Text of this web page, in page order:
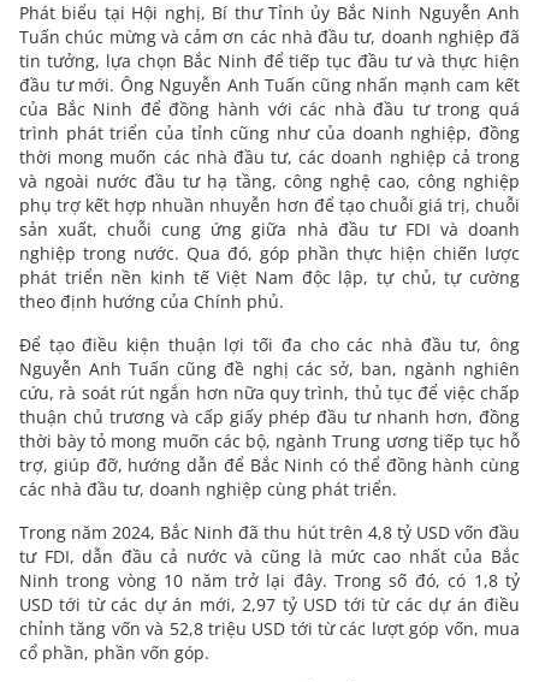
Phát biểu tại Hội nghị, Bí thư Tỉnh ủy Bắc Ninh Nguyễn Anh
Tuấn chúc mừng và cảm ơn các nhà đầu tư, doanh nghiệp đã
tin tưởng, lựa chọn Bắc Ninh để tiếp tục đầu tư và thực hiện
đầu tư mới. Ông Nguyễn Anh Tuấn cũng nhấn mạnh cam kết
của Bắc Ninh để đồng hành với các nhà đầu tư trong quá
trình phát triển của tỉnh cũng như của doanh nghiệp, đồng
thời mong muốn các nhà đầu tư, các doanh nghiệp cả trong
và ngoài nước đầu tư hạ tầng, công nghệ cao, công nghiệp
phụ trợ kết hợp nhuần nhuyễn hơn để tạo chuỗi giá trị, chuỗi
sản xuất, chuỗi cung ứng giữa nhà đầu tư FDI và doanh
nghiệp trong nước. Qua đó, góp phần thực hiện chiến lược
phát triển nền kinh tế Việt Nam độc lập, tự chủ, tự cường
theo định hướng của Chính phủ.
Để tạo điều kiện thuận lợi tối đa cho các nhà đầu tư, ông
Nguyễn Anh Tuấn cũng đề nghị các sở, ban, ngành nghiên
cứu, rà soát rút ngắn hơn nữa quy trình, thủ tục để việc chấp
thuận chủ trương và cấp giấy phép đầu tư nhanh hơn, đồng
thời bày tỏ mong muốn các bộ, ngành Trung ương tiếp tục hỗ
trợ, giúp đỡ, hướng dẫn để Bắc Ninh có thể đồng hành cùng
các nhà đầu tư, doanh nghiệp cùng phát triển.
Trong năm 2024, Bắc Ninh đã thu hút trên 4,8 tỷ USD vốn đầu
tư FDI, dẫn đầu cả nước và cũng là mức cao nhất của Bắc
Ninh trong vòng 10 năm trở lại đây. Trong số đó, có 1,8 tỷ
USD tới từ các dự án mới, 2,97 tỷ USD tới từ các dự án điều
chỉnh tăng vốn và 52,8 triệu USD tới từ các lượt góp vốn, mua
cổ phần, phần vốn góp.